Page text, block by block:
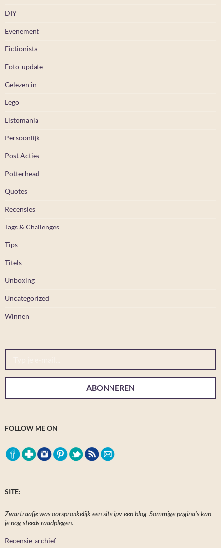
DIY
Evenement
Fictionista
Foto-update
Gelezen in
Lego
Listomania
Persoonlijk
Post Acties
Potterhead
Quotes
Recensies
Tags & Challenges
Tips
Titels
Unboxing
Uncategorized
Winnen
Typ je e-mail...
ABONNEREN
FOLLOW ME ON
SITE:
Zwartraafje was oorspronkelijk een site ipv een blog. Sommige pagina's kan
je nog steeds raadplegen.
Recensie-archief